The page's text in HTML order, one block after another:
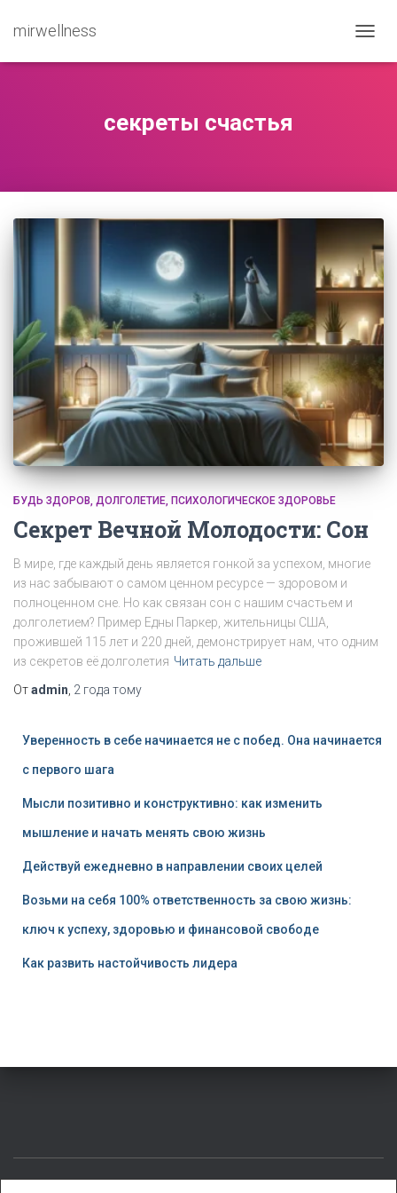
mirwellness
секреты счастья
БУДЬ ЗДОРОВ ДОЛГОЛЕТИЕ ПСИХОЛОГИЧЕСКОЕ ЗДОРОВЬЕ
Секрет Вечной Молодости: Сон
В мире, где каждый день является гонкой за успехом, многие
из нас забывают о самом ценном ресурсе — здоровом и
полноценном сне. Но как связан сон с нашим счастьем и
долголетием? Пример Едны Паркер, жительницы США,
прожившей 115 лет и 220 дней, демонстрирует нам, что одним
из секретов её долголетия Читать дальше
Отadmin 2 года тому
Уверенность в себе начинается не с побед. Она начинается
с первого шага
Мысли позитивно и конструктивно: как изменить
мышление и начать менять свою жизнь
Действуй ежедневно в направлении своих целей
Возьми на себя 100% ответственность за свою жизнь:
ключ к успеху, здоровью и финансовой свободе
Как развить настойчивость лидера